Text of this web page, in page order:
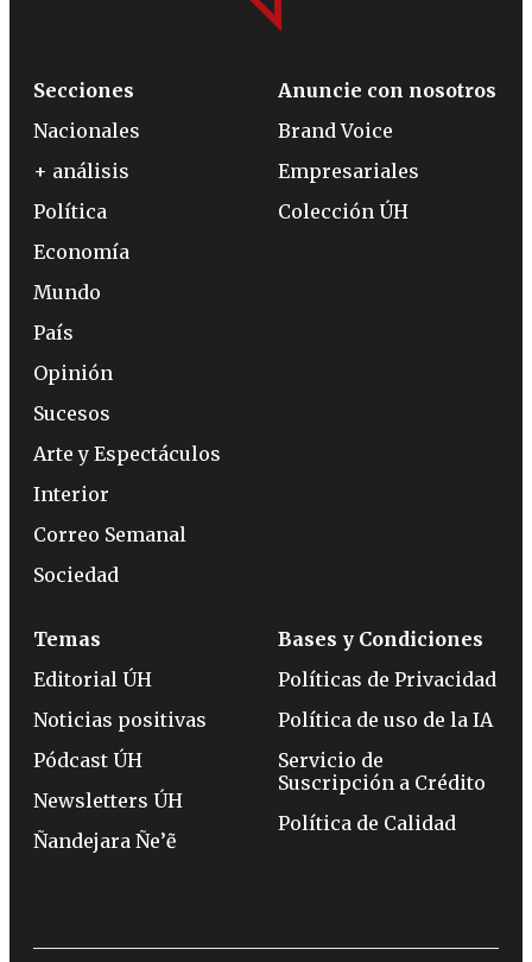
Secciones
Nacionales
+ análisis
Política
Economía
Mundo
País
Opinión
Sucesos
Arte y Espectáculos
Interior
Correo Semanal
Sociedad
Anuncie con nosotros
Brand Voice
Empresariales
Colección ÚH
Temas
Editorial ÚH
Noticias positivas
Pódcast ÚH
Newsletters ÚH
Ñandejara Ñe’ẽ
Bases y Condiciones
Políticas de Privacidad
Política de uso de la IA
Servicio de
Suscripción a Crédito
Política de Calidad